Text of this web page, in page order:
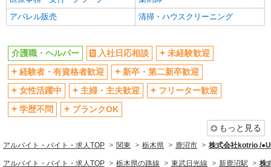
フルタイム歓迎
禁煙・分煙
駅直結・駅チカ
車通勤OK
残業少なめ（月20h未満）
交通費支給
社会保険あり
産休・育休取得実績あり
退職金・財形貯蓄制度あり
各種手当（家族・役職・インセン
資格取得支援制度あり
同じ職種から求人を探す
アパレル販売
清掃・ハウスクリーニング
介護職・ヘルパー 入社日応相談
未経験歓迎
経験者・有資格者歓迎
新卒・第二新卒歓迎
女性活躍中
主婦・主夫歓迎
フリーター歓迎
学歴不問
ブランクOK
もっと見る
アルバイト・バイト・求人TOP 関東 栃木県 鹿沼市 株式会社kotrio /
アルバイト・バイト・求人TOP 栃木県の路線 東武日光線 新鹿沼駅 株